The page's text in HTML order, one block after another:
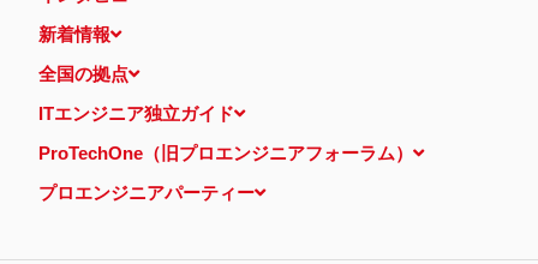
新着情報
全国の拠点
ITエンジニア独立ガイド
ProTechOne（旧プロエンジニアフォーラム）
プロエンジニアパーティー